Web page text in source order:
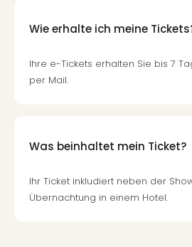
Wie erhalte ich meine
Ihre e-Tickets erhalten Sie bis 7
per Mail.
Was beinhaltet mein Ticket?
Ihr Ticket inkludiert neben der
Übernachtung in einem Hotel.